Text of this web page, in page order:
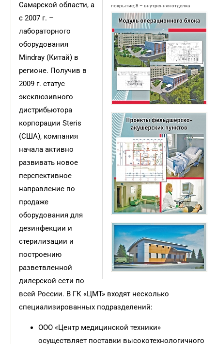
покрытие; 8 – внутренняя отделка
Самарской области, а
с 2007 г. –
лабораторного
оборудования
Mindray (Китай) в
регионе. Получив в
2009 г. статус
эксклюзивного
дистрибьютора
корпорации Steris
(США), компания
начала активно
развивать новое
перспективное
направление по
продаже
оборудования для
дезинфекции и
стерилизации и
построению
разветвленной
дилерской сети по
всей России. В ГК «ЦМТ» входят несколько
специализированных подразделений:
ООО «Центр медицинской техники»
осуществляет поставки высокотехнологичного